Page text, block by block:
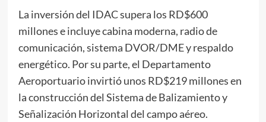
La inversión del IDAC supera los RD$600
millones e incluye cabina moderna, radio de
comunicación, sistema DVOR/DME y respaldo
energético. Por su parte, el Departamento
Aeroportuario invirtió unos RD$219 millones en
la construcción del Sistema de Balizamiento y
Señalización Horizontal del campo aéreo.